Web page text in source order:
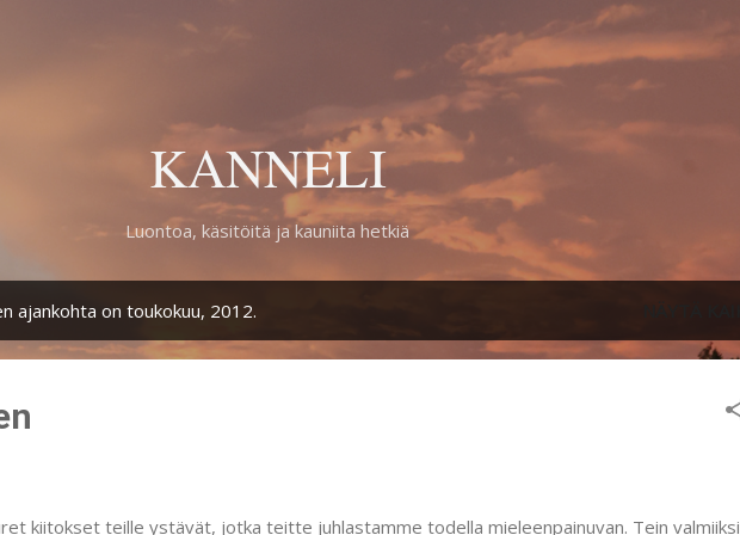
KANNELI
Luontoa, käsitöitä ja kauniita hetkiä
ajankohta on toukokuu, 2012.
kiitokset teille ystävät, jotka teitte juhlastamme todella mieleenpainuvan. Tein valmiiksi